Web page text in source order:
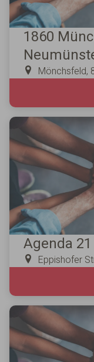
1860
Mönchsfeld,
Agenda
Eppishofer